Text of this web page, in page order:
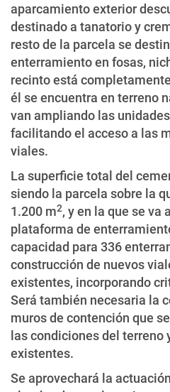
aparcamiento exterior
destinado a tanatorio y
resto de la parcela se
enterramiento en fosas,
recinto está
él se encuentra en terreno
van ampliando las
facilitando el acceso a las
viales.
La superficie total del
siendo la parcela sobre la
1.200 m2, y en la que se va
plataforma de
capacidad para 336
construcción de nuevos
existentes, incorporando
Será también necesaria la
muros de contención que
las condiciones del terreno
existentes.
Se aprovechará la